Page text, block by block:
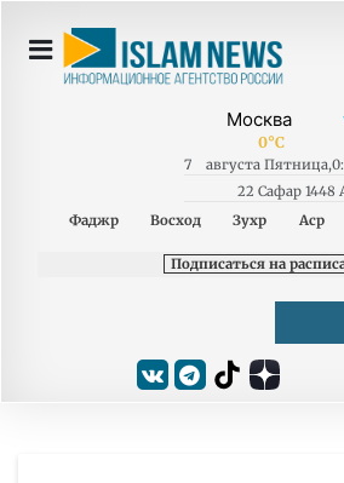
0°C
7 августа Пятница,
22 Сафар 1448
Фаджр
Восход Зухр Аср
Подписаться на